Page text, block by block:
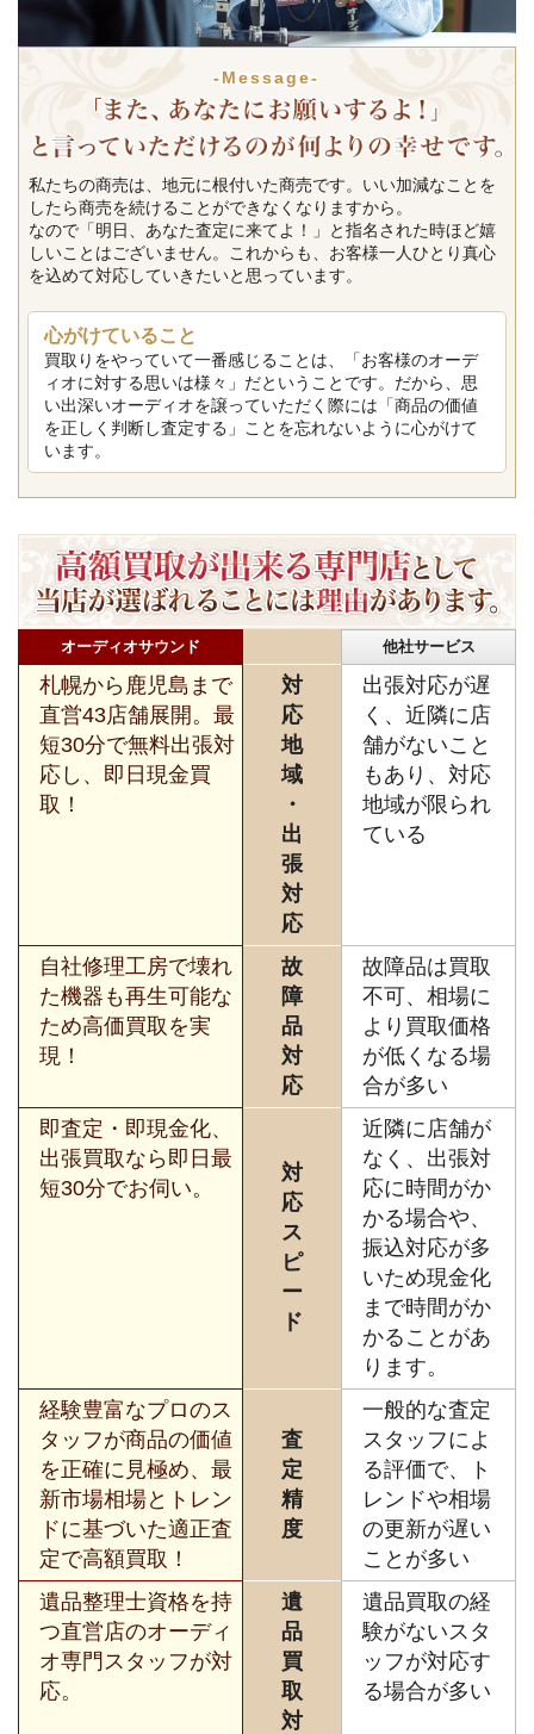
-Message-
私たちの商売は、地元に根付いた商売です。いい加減なことを
したら商売を続けることができなくなりますから。
なので「明日、あなた査定に来てよ！」と指名された時ほど嬉
しいことはございません。これからも、お客様一人ひとり真心
を込めて対応していきたいと思っています。
心がけていること
買取りをやっていて一番感じることは、「お客様のオーデ
ィオに対する思いは様々」だということです。だから、思
い出深いオーディオを譲っていただく際には「商品の価値
を正しく判断し査定する」ことを忘れないように心がけて
います。
オーディオサウンド 他社サービス
札幌から鹿児島まで
直営43店舗展開。最
短30分で無料出張対
応し、即日現金買
取！
対
応
地
域
・
出
張
対
応
出張対応が遅
く、近隣に店
舗がないこと
もあり、対応
地域が限られ
ている
自社修理工房で壊れ
た機器も再生可能な
ため高価買取を実
現！
故
障
品
対
応
故障品は買取
不可、相場に
より買取価格
が低くなる場
合が多い
即査定・即現金化、
出張買取なら即日最
短30分でお伺い。
対
応
ス
ピ
ー
ド
近隣に店舗が
なく、出張対
応に時間がか
かる場合や、
振込対応が多
いため現金化
まで時間がか
かることがあ
ります。
経験豊富なプロのス
タッフが商品の価値
を正確に見極め、最
新市場相場とトレン
ドに基づいた適正査
定で高額買取！
査
定
精
度
一般的な査定
スタッフによ
る評価で、ト
レンドや相場
の更新が遅い
ことが多い
遺品整理士資格を持
つ直営店のオーディ
オ専門スタッフが対
応。
遺
品
買
取
対
遺品買取の経
験がないスタ
ッフが対応す
る場合が多い